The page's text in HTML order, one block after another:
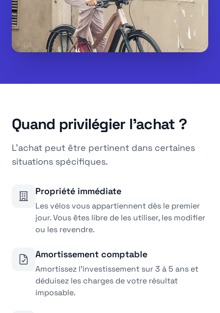
Quand privilégier l'achat ?
L'achat peut être pertinent dans certaines
situations spécifiques.
Propriété immédiate
Les vélos vous appartiennent dès le premier
jour. Vous êtes libre de les utiliser, les modifier
ou les revendre.
Amortissement comptable
Amortissez l'investissement sur 3 à 5 ans et
déduisez les charges de votre résultat
imposable.